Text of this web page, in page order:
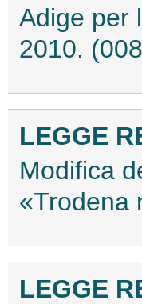
Adige per
2010.
LEGGE
Modifica
«Trodena
LEGGE